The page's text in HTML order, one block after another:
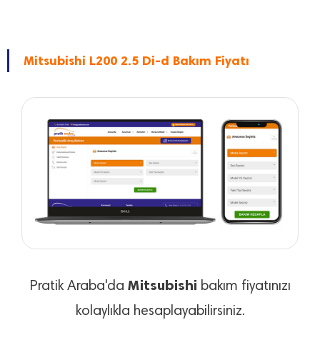
Mitsubishi L200 2.5 Di-d Bakım Fiyatı
Pratik Araba'da Mitsubishi bakım fiyatınızı
kolaylıkla hesaplayabilirsiniz.